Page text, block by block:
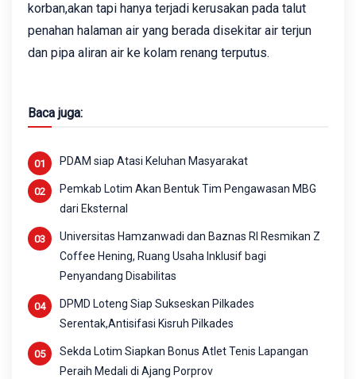
korban,akan tapi hanya terjadi kerusakan pada talut
penahan halaman air yang berada disekitar air terjun
dan pipa aliran air ke kolam renang terputus.
Baca juga:
PDAM siap Atasi Keluhan Masyarakat
Pemkab Lotim Akan Bentuk Tim Pengawasan MBG
dari Eksternal
Universitas Hamzanwadi dan Baznas RI Resmikan Z
Coffee Hening, Ruang Usaha Inklusif bagi
Penyandang Disabilitas
DPMD Loteng Siap Sukseskan Pilkades
Serentak,Antisifasi Kisruh Pilkades
Sekda Lotim Siapkan Bonus Atlet Tenis Lapangan
Peraih Medali di Ajang Porprov